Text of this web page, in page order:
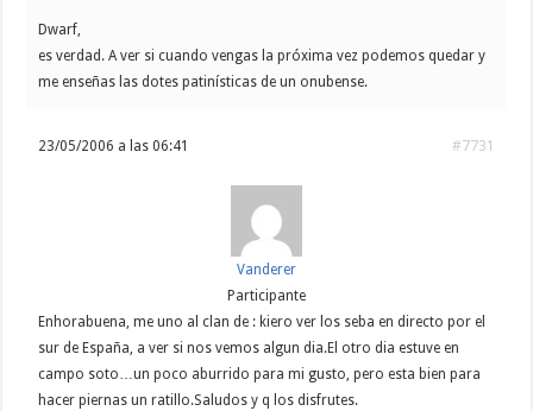
Dwarf,
es verdad. A ver si cuando vengas la próxima vez podemos quedar y
me enseñas las dotes patinísticas de un onubense.
23/05/2006 a las 06:41 #7731
Vanderer
Participante
Enhorabuena, me uno al clan de : kiero ver los seba en directo por el
sur de España, a ver si nos vemos algun dia.El otro dia estuve en
campo soto…un poco aburrido para mi gusto, pero esta bien para
hacer piernas un ratillo.Saludos y q los disfrutes.